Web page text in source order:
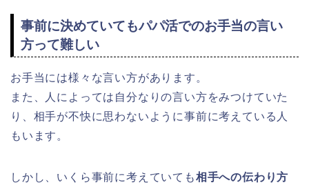
事前に決めていてもパパ活でのお手当の言い
方って難しい
お手当には様々な言い方があります。
また、人によっては自分なりの言い方をみつけていた
り、相手が不快に思わないように事前に考えている人
もいます。
しかし、いくら事前に考えていても相手への伝わり方